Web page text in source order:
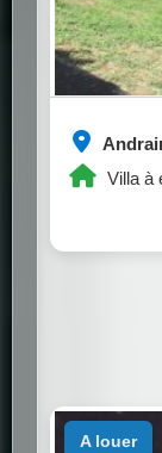
Villa à
a louer